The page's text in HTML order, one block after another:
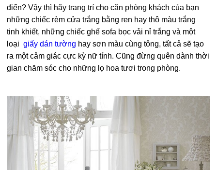
điển? Vậy thì hãy trang trí cho căn phòng khách của bạn
những chiếc rèm cửa trắng bằng ren hay thô màu trắng
tinh khiết, những chiếc ghế sofa bọc vải nỉ trắng và một
loạigiấy dán tường hay sơn màu cùng tông, tất cả sẽ tạo
ra một cảm giác cực kỳ nữ tính. Cũng đừng quên dành thời
gian chăm sóc cho những lọ hoa tươi trong phòng.